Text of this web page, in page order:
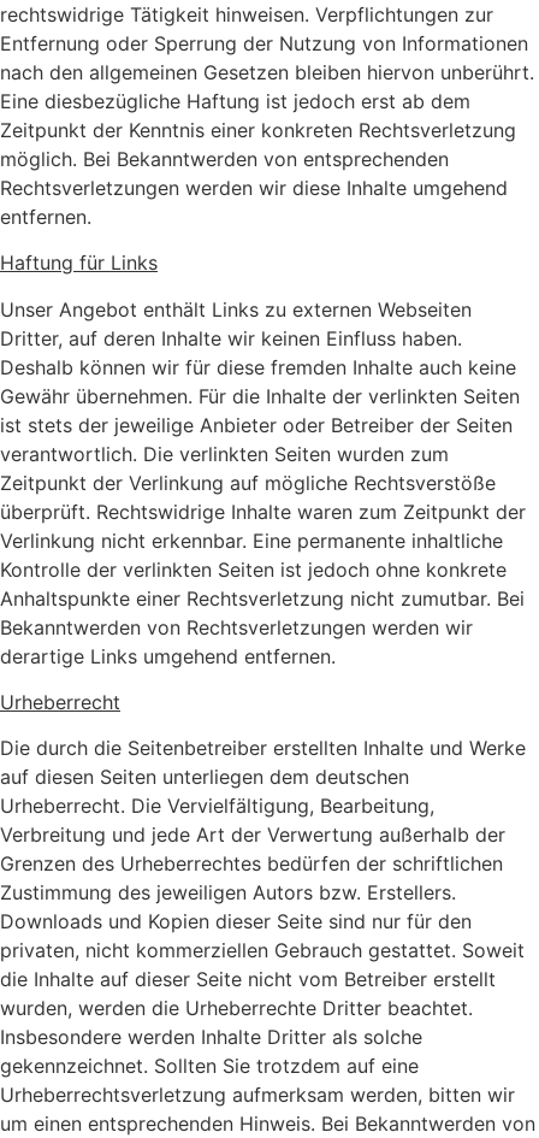
rechtswidrige Tätigkeit hinweisen. Verpflichtungen zur
Entfernung oder Sperrung der Nutzung von Informationen
nach den allgemeinen Gesetzen bleiben hiervon unberührt.
Eine diesbezügliche Haftung ist jedoch erst ab dem
Zeitpunkt der Kenntnis einer konkreten Rechtsverletzung
möglich. Bei Bekanntwerden von entsprechenden
Rechtsverletzungen werden wir diese Inhalte umgehend
entfernen.
Haftung für Links
Unser Angebot enthält Links zu externen Webseiten
Dritter, auf deren Inhalte wir keinen Einfluss haben.
Deshalb können wir für diese fremden Inhalte auch keine
Gewähr übernehmen. Für die Inhalte der verlinkten Seiten
ist stets der jeweilige Anbieter oder Betreiber der Seiten
verantwortlich. Die verlinkten Seiten wurden zum
Zeitpunkt der Verlinkung auf mögliche Rechtsverstöße
überprüft. Rechtswidrige Inhalte waren zum Zeitpunkt der
Verlinkung nicht erkennbar. Eine permanente inhaltliche
Kontrolle der verlinkten Seiten ist jedoch ohne konkrete
Anhaltspunkte einer Rechtsverletzung nicht zumutbar. Bei
Bekanntwerden von Rechtsverletzungen werden wir
derartige Links umgehend entfernen.
Urheberrecht
Die durch die Seitenbetreiber erstellten Inhalte und Werke
auf diesen Seiten unterliegen dem deutschen
Urheberrecht. Die Vervielfältigung, Bearbeitung,
Verbreitung und jede Art der Verwertung außerhalb der
Grenzen des Urheberrechtes bedürfen der schriftlichen
Zustimmung des jeweiligen Autors bzw. Erstellers.
Downloads und Kopien dieser Seite sind nur für den
privaten, nicht kommerziellen Gebrauch gestattet. Soweit
die Inhalte auf dieser Seite nicht vom Betreiber erstellt
wurden, werden die Urheberrechte Dritter beachtet.
Insbesondere werden Inhalte Dritter als solche
gekennzeichnet. Sollten Sie trotzdem auf eine
Urheberrechtsverletzung aufmerksam werden, bitten wir
um einen entsprechenden Hinweis. Bei Bekanntwerden von